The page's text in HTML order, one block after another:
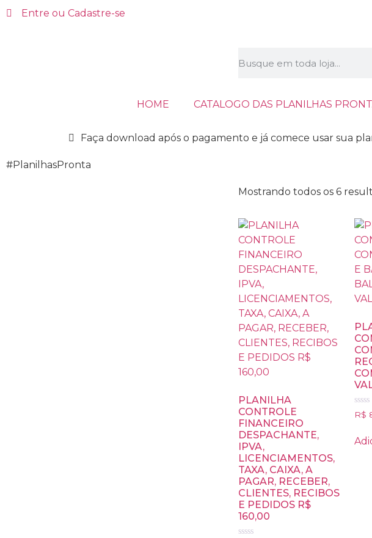
Entre ou Cadastre-se
HOME CATALOGO DAS PLANILHAS
Faça download após o pagamento e já comece usar sua
#PlanilhasPronta
Mostrando todos os 6
PLANILHA
CONTROLE
FINANCEIRO
DESPACHANTE,
IPVA,
LICENCIAMENTOS,
TAXA, CAIXA, A
PAGAR, RECEBER,
CLIENTES, RECIBOS
E PEDIDOS R$
160,00
0
5
R$